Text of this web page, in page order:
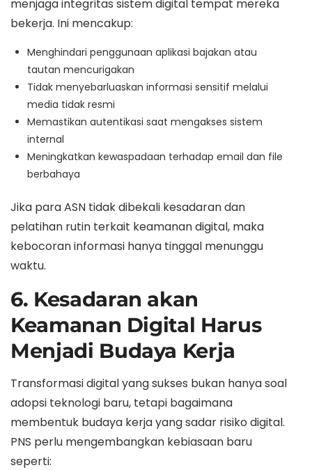
menjaga integritas sistem digital tempat mereka
bekerja. Ini mencakup:
Menghindari penggunaan aplikasi bajakan atau
tautan mencurigakan
Tidak menyebarluaskan informasi sensitif melalui
media tidak resmi
Memastikan autentikasi saat mengakses sistem
internal
Meningkatkan kewaspadaan terhadap email dan file
berbahaya
Jika para ASN tidak dibekali kesadaran dan
pelatihan rutin terkait keamanan digital, maka
kebocoran informasi hanya tinggal menunggu
waktu.
6. Kesadaran akan
Keamanan Digital Harus
Menjadi Budaya Kerja
Transformasi digital yang sukses bukan hanya soal
adopsi teknologi baru, tetapi bagaimana
membentuk budaya kerja yang sadar risiko digital.
PNS perlu mengembangkan kebiasaan baru
seperti: